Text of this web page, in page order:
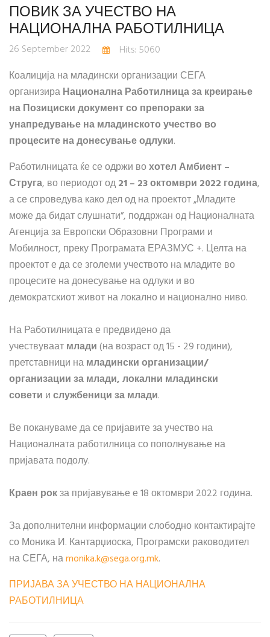
ПОВИК ЗА УЧЕСТВО НА
НАЦИОНАЛНА РАБОТИЛНИЦА
26 September 2022
Hits: 5060
Коалиција на младински организации СЕГА
организираНационална Работилница за креирање
на Позициски документ со препораки за
унапредување на младинското учество во
процесите на донесување одлуки.
Работилницата ќе се одржи вохотел Амбиент –
Струга, во периодот од21 – 23 октомври 2022 година,
а се спроведува како дел од на проектот „Младите
може да бидат слушнати”, поддржан од Националната
Агенција за Европски Образовни Програми и
Мобилност, преку Програмата ЕРАЗМУС +. Целта на
проектот е да се зголеми учеството на младите во
процесите на донесување на одлуки и во
демократскиот живот на локално и национално ниво.
На Работилницата е предвидено да
учествуваатмлади(на возраст од 15 - 29 години),
претставници намладински организации/
организации за млади,локални младински
совети ислужбеници за млади.
Ве покануваме да се пријавите за учество на
Националната работилница со пополнување на
пријавата подолу.
Краен рокза пријавување е 18 октомври 2022 година.
За дополнителни информации слободно контактирајте
со Моника И. Кантарџиоска, Програмски раководител
на СЕГА, наmonika.k​@​sega.org.mk.
ПРИЈАВА ЗА УЧЕСТВО НА НАЦИОНАЛНА
РАБОТИЛНИЦА